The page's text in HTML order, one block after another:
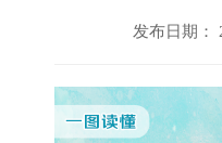
发布日期：